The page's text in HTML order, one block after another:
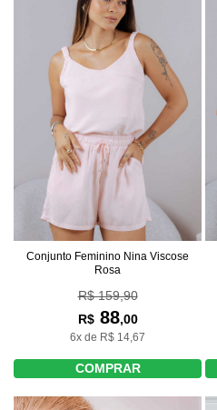
Conjunto Feminino Nina Viscose
Rosa
R$ 159,90
R$88,00
6x de R$ 14,67
COMPRAR